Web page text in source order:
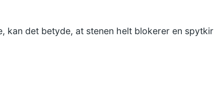
kan det betyde, at stenen helt blokerer en